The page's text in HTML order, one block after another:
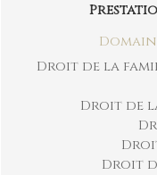
Droit de la
Droit de
Droit